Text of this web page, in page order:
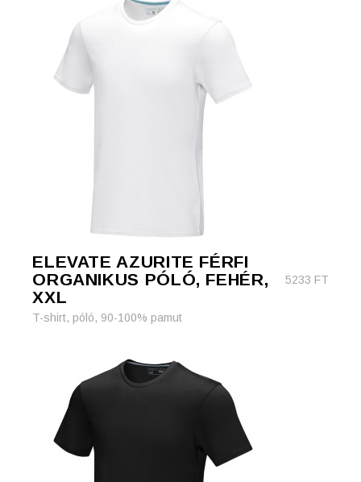
ELEVATE AZURITE FÉRFI
ORGANIKUS PÓLÓ, FEHÉR,
XXL
5233 FT
T-shirt, póló, 90-100% pamut